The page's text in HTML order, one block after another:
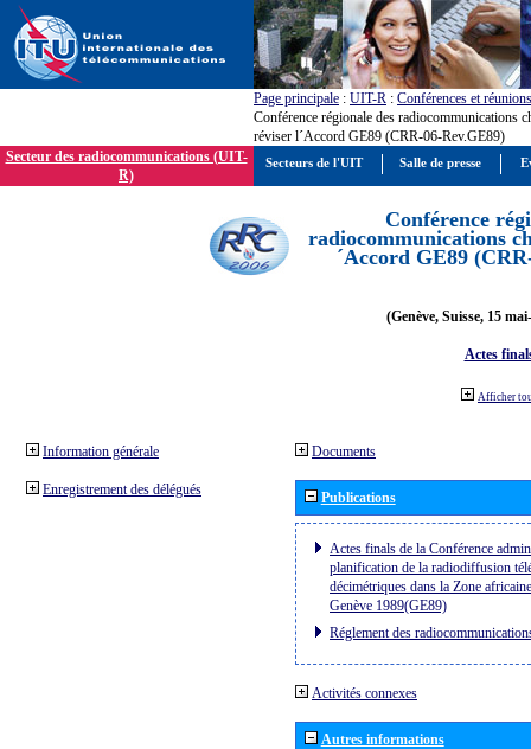
Page principale : UIT-R : Conférences et réunions
Conférence régionale des radiocommunications
réviser l´Accord GE89 (CRR-06-Rev.GE89)
Secteur des radiocommunications (UIT-
R)
Conférence
radiocommunications
´Accord GE89
(Genève, Suisse, 15
Actes
Afficher
Information générale
Enregistrement des délégués
Documents
Publications
Actes finals de la Conférence
planification de la radiodiffusion
décimétriques dans la Zone
Genève 1989(GE89)
Réglement des
Activités connexes
Autres informations
Secteurs de l'UIT Salle de presse